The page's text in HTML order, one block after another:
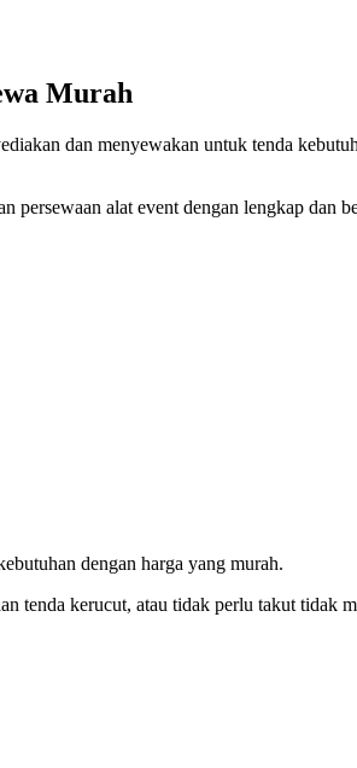
Murah
dan menyewakan untuk tenda
persewaan alat event dengan lengkap dan
dengan harga yang murah.
tenda kerucut, atau tidak perlu takut tidak